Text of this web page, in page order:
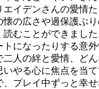
エイデンさんの愛情
懐の広さや過保護ぶ
むことができました
トになったりする意
二人の絆と愛情、ど
いやる心に焦点を当
、プレイ中ずっと幸